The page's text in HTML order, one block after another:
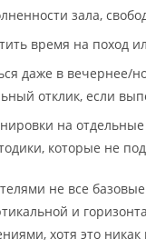
зала,
время на поход
даже в вечернее/
отклик, если
на
которые не
не все
и
хотя это никак